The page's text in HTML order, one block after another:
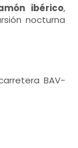
ibérico,
nocturna
BAV-